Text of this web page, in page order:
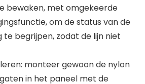
bewaken, met omgekeerde
om de status van de
te begrijpen, zodat de lijn niet
monteer gewoon de nylon
in het paneel met de